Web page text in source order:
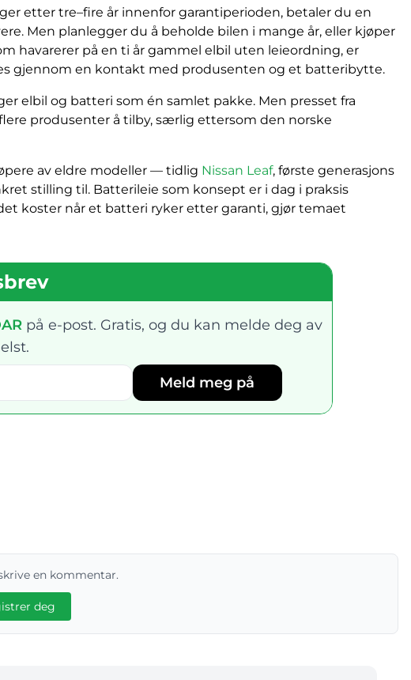
etter tre–fire år innenfor garantiperioden, betaler du en
Men planlegger du å beholde bilen i mange år, eller kjøper
havarerer på en ti år gammel elbil uten leieordning, er
gjennom en kontakt med produsenten og et batteribytte.
elbil og batteri som én samlet pakke. Men presset fra
produsenter å tilby, særlig ettersom den norske
av eldre modeller — tidlig Nissan Leaf, første generasjons
stilling til. Batterileie som konsept er i dag i praksis
koster når et batteri ryker etter garanti, gjør temaet
på e-post. Gratis, og du kan melde deg av
Meld meg på
en kommentar.
deg